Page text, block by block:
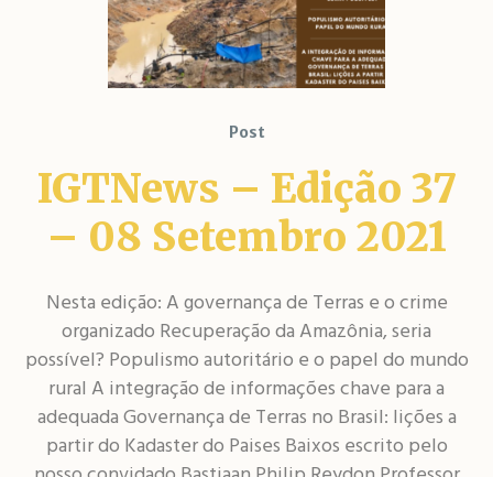
Post
IGTNews – Edição 37
– 08 Setembro 2021
Nesta edição: A governança de Terras e o crime
organizado Recuperação da Amazônia, seria
possível? Populismo autoritário e o papel do mundo
rural A integração de informações chave para a
adequada Governança de Terras no Brasil: lições a
partir do Kadaster do Paises Baixos escrito pelo